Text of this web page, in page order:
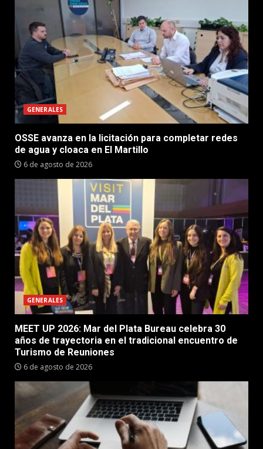
GENERALES
OSSE avanza en la licitación para completar redes
de agua y cloaca en El Martillo
6 de agosto de 2026
GENERALES
MEET UP 2026: Mar del Plata Bureau celebra 30
años de trayectoria en el tradicional encuentro de
Turismo de Reuniones
6 de agosto de 2026